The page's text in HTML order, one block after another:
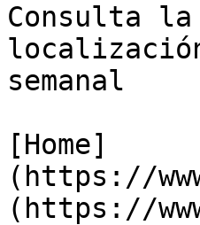
Consulta
semanal
[Home]
(https://
(https://